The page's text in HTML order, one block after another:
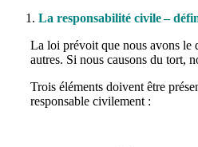
La responsabilité civile –
La loi prévoit que nous avons le
autres. Si nous causons du tort,
Trois éléments doivent être
responsable civilement :